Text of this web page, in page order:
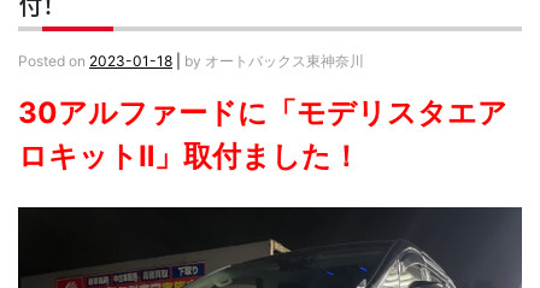
Posted on 2023-01-18 by オートバックス東神奈川
30アルファードに「モデリスタエア
ロキットⅡ」取付ました！